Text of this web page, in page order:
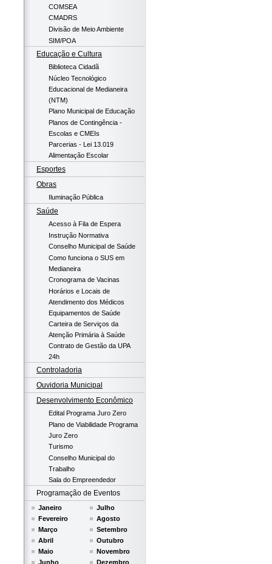
COMSEA
CMADRS
Divisão de Meio Ambiente
SIM/POA
Educação e Cultura
Biblioteca Cidadã
Núcleo Tecnológico
Educacional de Medianeira
(NTM)
Plano Municipal de Educação
Planos de Contingência -
Escolas e CMEIs
Parcerias - Lei 13.019
Alimentação Escolar
Esportes
Obras
Iluminação Pública
Saúde
Acesso à Fila de Espera
Instrução Normativa
Conselho Municipal de Saúde
Como funciona o SUS em
Medianeira
Cronograma de Vacinas
Horários e Locais de
Atendimento dos Médicos
Equipamentos de Saúde
Carteira de Serviços da
Atenção Primária à Saúde
Contrato de Gestão da UPA
24h
Controladoria
Ouvidoria Municipal
Desenvolvimento Econômico
Edital Programa Juro Zero
Plano de Viabilidade Programa
Juro Zero
Turismo
Conselho Municipal do
Trabalho
Sala do Empreendedor
Programação de Eventos
Janeiro
Fevereiro
Março
Abril
Maio
Junho
Julho
Agosto
Setembro
Outubro
Novembro
Dezembro